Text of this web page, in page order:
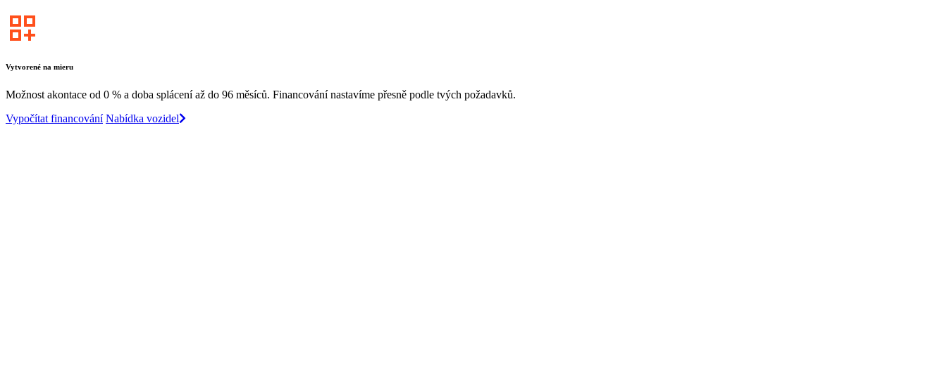
Vytvorené na mieru
Možnost akontace od 0 % a doba splácení až do 96 měsíců. Financování nastavíme přesně podle tvých požadavků.
Vypočítat financování Nabídka vozidel